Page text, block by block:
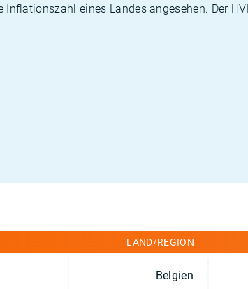
eines Landes angesehen. Der
LAND/REGION
Belgien